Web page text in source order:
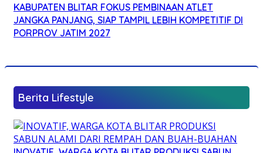
KABUPATEN BLITAR FOKUS PEMBINAAN ATLET
JANGKA PANJANG, SIAP TAMPIL LEBIH KOMPETITIF DI
PORPROV JATIM 2027
Berita Lifestyle